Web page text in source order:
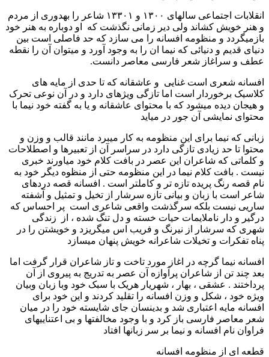
انقلابات اجتماعی سالهای ۱۳۰۰ و ۱۳۳۰۱ شاعر را بهدوری از مردم
و هنر خویش کشاند ولی دیر زمانی نگذشت که او دوباره به هنر خود
بازمیگردد و منظومه افسانه را می سازد که حد فاصلی است بین
دنیای قدیم و دنیائی که نیما ان را به وجود آورد و میتوان آن را نقطه
عطف و سراغاز شعر فارسی معاصر دانست.
افسانه شعری است غنایی و عاشقانه که تا حدی از مایه های
کلاسیک برخوردار است اما تازگی ویژهای دارد و در آن نوعی تحرک
و هیجان دیده میشود که با محتوای عاشقانه و یا به گفته خود نیما با
محتوای نمایشی آن جور در میاید
زبانی که نیما برای این منظومه به کار میبرد مانند قالب و وزن و
محتوا تا حد زیادی تازگی دارد در سراسر آن از تعبیرها و اصطلاحات
و کلماتی که شاعران این عصر در بافت کلام خود میاورند خبری
نیست . بافت کلام نیما در این منظومه حتی از منظوه دیگر خود به
نام قصه رنگ پریده تازه تر و کاملتر است . افسانه قصه دردهای
شاعر است با زبان و بیانی تازه سرشار از تخیل و تمثیل و آشفته
ساریی نیست بلکه سرگذشت واقعی شاعری است پر احساس که
درگیر و دار ناملایمات حیات خسته و دل تنگ شده ، از زندگی
شهری که سرشار از نیرنگ و فریب اس میگریزد و خویشتن را در
پناه تفکرات و تخیلات شاعرانه خویش پنهان میسازد
افسانه نیما گرچه در اغاز مورد تاخت و تاز شاعران قرار گرفت اما
بعد چند تن از شاعران پرآوازه آن عصر به تدریج به پیروی از آن
پرداختند . عشقی ، بهار ، شهریار هریک با سبک خود وبا زبان وبیان
ویژه خود ، شکل و وزن افسانه را تقلید کردند و این خود برای
افسانه مایه اعتباری شد و بدینسان جای شایسته خود را در میان
شعر معاصر فارسی باز کرد و با وجود مخالفتها و بی اعتناییهای
فراوان نام افسانه و نیما بر سر زبانها افتاد
قطعه ای از منظومه افسانه